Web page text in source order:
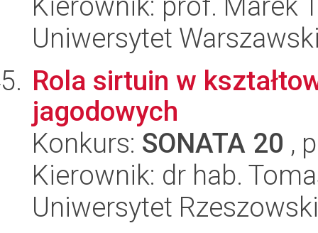
Uniwersytet
Rola sirtuin w
jagodowych
Konkurs: SONATA 20 ,
Kierownik: dr hab.
Uniwersytet Rzeszowski